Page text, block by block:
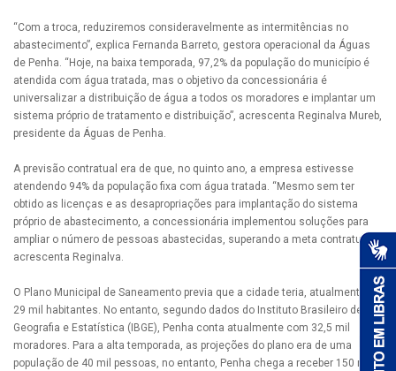
“Com a troca, reduziremos consideravelmente as intermitências no
abastecimento”, explica Fernanda Barreto, gestora operacional da Águas
de Penha. “Hoje, na baixa temporada, 97,2% da população do município é
atendida com água tratada, mas o objetivo da concessionária é
universalizar a distribuição de água a todos os moradores e implantar um
sistema próprio de tratamento e distribuição”, acrescenta Reginalva Mureb,
presidente da Águas de Penha.
A previsão contratual era de que, no quinto ano, a empresa estivesse
atendendo 94% da população fixa com água tratada. “Mesmo sem ter
obtido as licenças e as desapropriações para implantação do sistema
próprio de abastecimento, a concessionária implementou soluções para
ampliar o número de pessoas abastecidas, superando a meta contratual”,
acrescenta Reginalva.
O Plano Municipal de Saneamento previa que a cidade teria, atualmente,
29 mil habitantes. No entanto, segundo dados do Instituto Brasileiro de
Geografia e Estatística (IBGE), Penha conta atualmente com 32,5 mil
moradores. Para a alta temporada, as projeções do plano era de uma
população de 40 mil pessoas, no entanto, Penha chega a receber 150 mil